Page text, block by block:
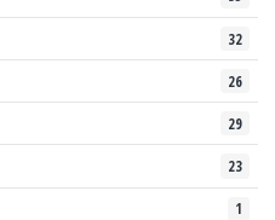
32
26
29
23
1